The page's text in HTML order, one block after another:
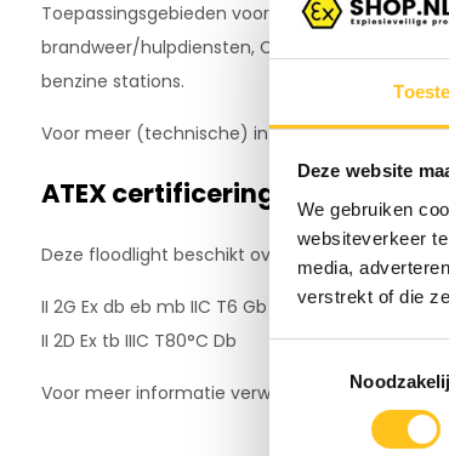
Deze website
We gebruiken
websiteverkeer
media,
verstrekt of die
Toepassingsgebieden voor de TL-EX2
brandweer/hulpdiensten, Chemische industrie,
benzine stations.
Voor meer (technische) informatie over deze
ATEX certificering
Deze floodlight beschikt over de volgende
II 2G Ex db eb mb IIC T6 Gb
II 2D Ex tb IIIC T80°C Db
Voor meer informatie verwijzen wij naar het